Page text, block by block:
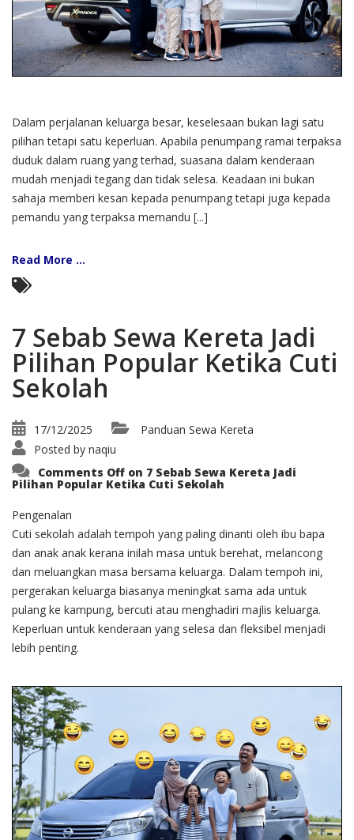
Dalam perjalanan keluarga besar, keselesaan bukan lagi satu
pilihan tetapi satu keperluan. Apabila penumpang ramai terpaksa
duduk dalam ruang yang terhad, suasana dalam kenderaan
mudah menjadi tegang dan tidak selesa. Keadaan ini bukan
sahaja memberi kesan kepada penumpang tetapi juga kepada
pemandu yang terpaksa memandu [...]
Read More ...
7 Sebab Sewa Kereta Jadi
Pilihan Popular Ketika Cuti
Sekolah
17/12/2025
Panduan Sewa Kereta
Posted by naqiu
Comments Off on 7 Sebab Sewa Kereta Jadi
Pilihan Popular Ketika Cuti Sekolah
Pengenalan
Cuti sekolah adalah tempoh yang paling dinanti oleh ibu bapa
dan anak anak kerana inilah masa untuk berehat, melancong
dan meluangkan masa bersama keluarga. Dalam tempoh ini,
pergerakan keluarga biasanya meningkat sama ada untuk
pulang ke kampung, bercuti atau menghadiri majlis keluarga.
Keperluan untuk kenderaan yang selesa dan fleksibel menjadi
lebih penting.